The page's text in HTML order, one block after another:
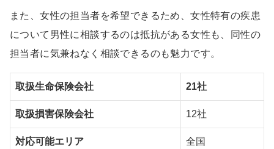
また、女性の担当者を希望できるため、女性特有の疾患
について男性に相談するのは抵抗がある女性も、同性の
担当者に気兼ねなく相談できるのも魅力です。
取扱生命保険会社 21社
取扱損害保険会社 12社
対応可能エリア 全国